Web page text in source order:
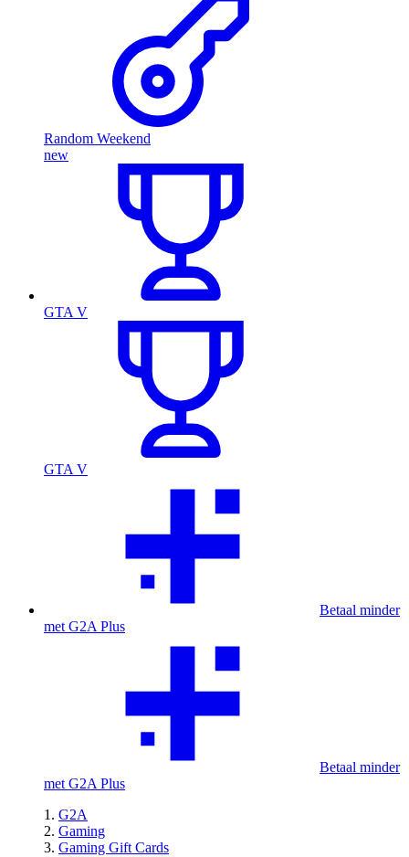
Random Weekend
new
GTA V
GTA V
Betaal minder
met G2A Plus
Betaal minder
met G2A Plus
G2A
Gaming
Gaming Gift Cards